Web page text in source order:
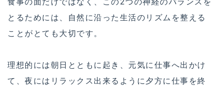
とるためには、自然に沿った生活のリズムを整える
ことがとても大切です。
理想的には朝日とともに起き、元気に仕事へ出かけ
て、夜にはリラックス出来るように夕方に仕事を終